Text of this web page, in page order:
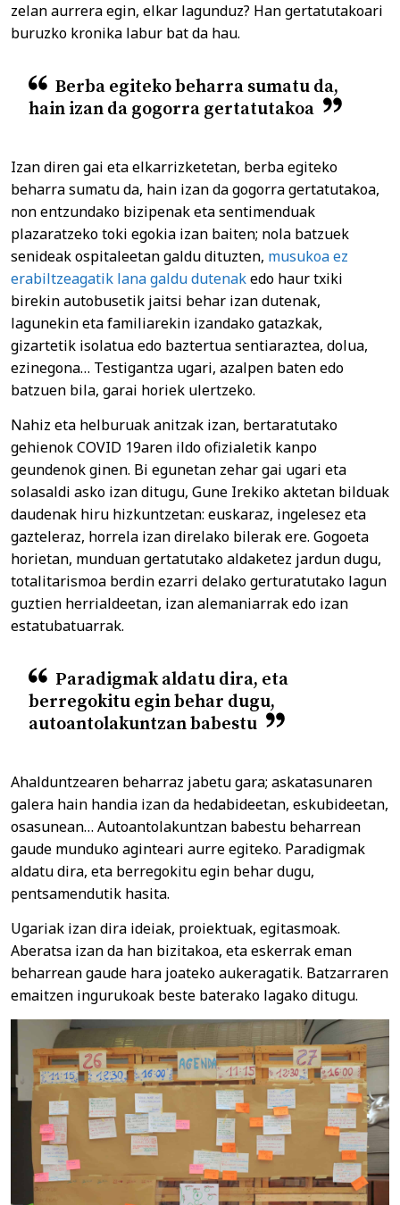
zelan aurrera egin, elkar lagunduz? Han gertatutakoari
buruzko kronika labur bat da hau.
Berba egiteko beharra sumatu da,
hain izan da gogorra gertatutakoa
Izan diren gai eta elkarrizketetan, berba egiteko
beharra sumatu da, hain izan da gogorra gertatutakoa,
non entzundako bizipenak eta sentimenduak
plazaratzeko toki egokia izan baiten; nola batzuek
senideak ospitaleetan galdu dituzten, musukoa ez
erabiltzeagatik lana galdu dutenakedo haur txiki
birekin autobusetik jaitsi behar izan dutenak,
lagunekin eta familiarekin izandako gatazkak,
gizartetik isolatua edo baztertua sentiaraztea, dolua,
ezinegona… Testigantza ugari, azalpen baten edo
batzuen bila, garai horiek ulertzeko.
Nahiz eta helburuak anitzak izan, bertaratutako
gehienok COVID 19aren ildo ofizialetik kanpo
geundenok ginen. Bi egunetan zehar gai ugari eta
solasaldi asko izan ditugu, Gune Irekiko aktetan bilduak
daudenak hiru hizkuntzetan: euskaraz, ingelesez eta
gazteleraz, horrela izan direlako bilerak ere. Gogoeta
horietan, munduan gertatutako aldaketez jardun dugu,
totalitarismoa berdin ezarri delako gerturatutako lagun
guztien herrialdeetan, izan alemaniarrak edo izan
estatubatuarrak.
Paradigmak aldatu dira, eta
berregokitu egin behar dugu,
autoantolakuntzan babestu
Ahalduntzearen beharraz jabetu gara; askatasunaren
galera hain handia izan da hedabideetan, eskubideetan,
osasunean… Autoantolakuntzan babestu beharrean
gaude munduko aginteari aurre egiteko. Paradigmak
aldatu dira, eta berregokitu egin behar dugu,
pentsamendutik hasita.
Ugariak izan dira ideiak, proiektuak, egitasmoak.
Aberatsa izan da han bizitakoa, eta eskerrak eman
beharrean gaude hara joateko aukeragatik. Batzarraren
emaitzen ingurukoak beste baterako lagako ditugu.